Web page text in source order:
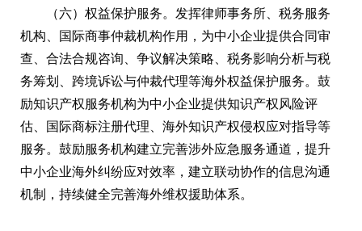
（六）权益保护服务。发挥律师事务所、税务服务
机构、国际商事仲裁机构作用，为中小企业提供合同审
查、合法合规咨询、争议解决策略、税务影响分析与税
务筹划、跨境诉讼与仲裁代理等海外权益保护服务。鼓
励知识产权服务机构为中小企业提供知识产权风险评
估、国际商标注册代理、海外知识产权侵权应对指导等
服务。鼓励服务机构建立完善涉外应急服务通道，提升
中小企业海外纠纷应对效率，建立联动协作的信息沟通
机制，持续健全完善海外维权援助体系。